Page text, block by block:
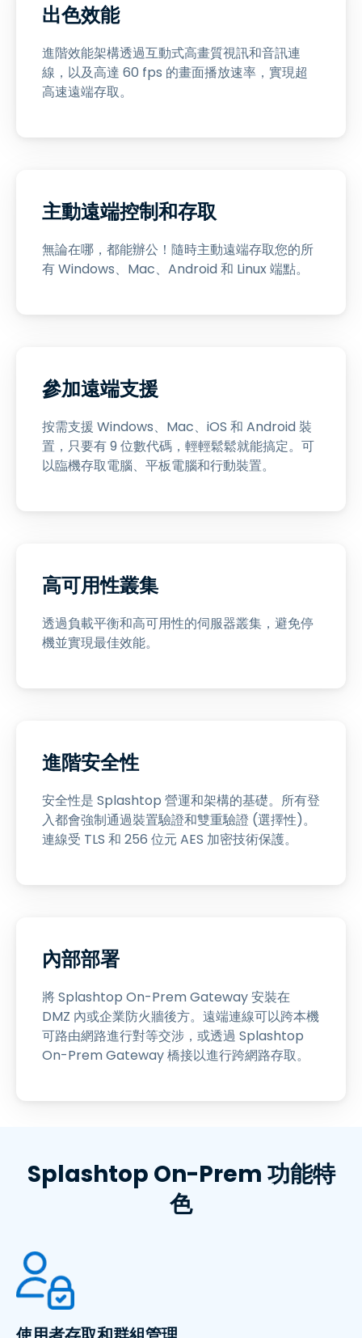
出色效能
進階效能架構透過互動式高畫質視訊和音訊連
線，以及高達 60 fps 的畫面播放速率，實現超
高速遠端存取。
主動遠端控制和存取
無論在哪，都能辦公！隨時主動遠端存取您的所
有 Windows、Mac、Android 和 Linux 端點。
參加遠端支援
按需支援 Windows、Mac、iOS 和 Android 裝
置，只要有 9 位數代碼，輕輕鬆鬆就能搞定。可
以臨機存取電腦、平板電腦和行動裝置。
高可用性叢集
透過負載平衡和高可用性的伺服器叢集，避免停
機並實現最佳效能。
進階安全性
安全性是 Splashtop 營運和架構的基礎。所有登
入都會強制通過裝置驗證和雙重驗證 (選擇性)。
連線受 TLS 和 256 位元 AES 加密技術保護。
內部部署
將 Splashtop On-Prem Gateway 安裝在
DMZ 內或企業防火牆後方。遠端連線可以跨本機
可路由網路進行對等交涉，或透過 Splashtop
On-Prem Gateway 橋接以進行跨網路存取。
Splashtop On-Prem 功能特
色